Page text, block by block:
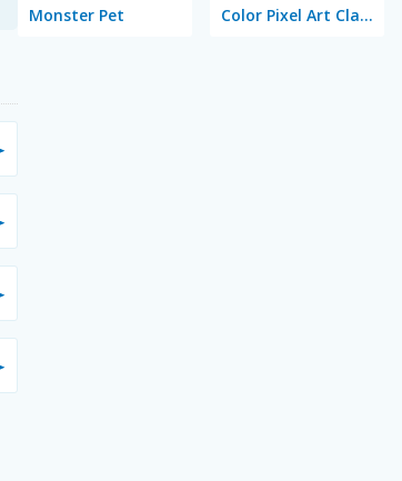
Monster Pet Color Pixel Art Classic